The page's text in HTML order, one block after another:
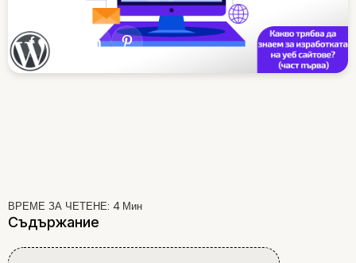
ВРЕМЕ ЗА ЧЕТЕНЕ: 4Мин
Съдържание